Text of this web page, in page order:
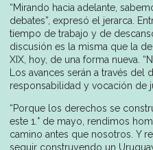
“Mirando hacia adelante,
debates”, expresó el jerarca.
tiempo de trabajo y de
discusión es la misma que la
XIX, hoy, de una forma nueva.
Los avances serán a través del
responsabilidad y vocación de
“Porque los derechos se
este 1.° de mayo, rendimos
camino antes que nosotros. Y
seguir construyendo un